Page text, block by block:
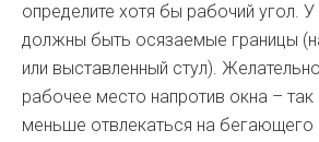
определите хотя бы рабочий угол.
должны быть осязаемые границы
или выставленный стул).
рабочее место напротив окна – так
меньше отвлекаться на бегающего